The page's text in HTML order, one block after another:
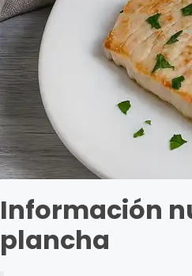
Información
plancha